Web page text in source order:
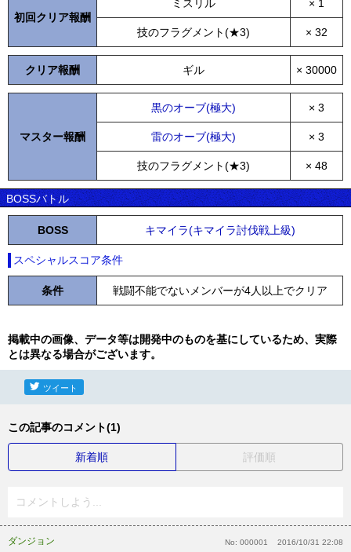
初回クリア報酬
ミスリル × 1
技のフラグメント(★3) × 32
クリア報酬 ギル × 30000
マスター報酬
黒のオーブ(極大) × 3
雷のオーブ(極大) × 3
技のフラグメント(★3) × 48
BOSSバトル
BOSS キマイラ(キマイラ討伐戦上級)
スペシャルスコア条件
条件 戦闘不能でないメンバーが4人以上でクリア
掲載中の画像、データ等は開発中のものを基にしているため、実際
とは異なる場合がございます。
ツイート
この記事のコメント(1)
新着順 評価順
コメントしよう...
ダンジョン No: 000001 2016/10/31 22:08